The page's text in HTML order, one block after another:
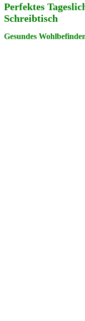
Perfektes
Schreibtisch
Gesundes